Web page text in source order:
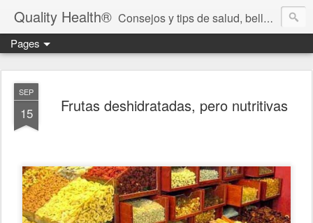
Quality Health® Consejos y tips de salud, belleza y cuidado personal.
Pages
SEP
15 Frutas deshidratadas, pero nutritivas